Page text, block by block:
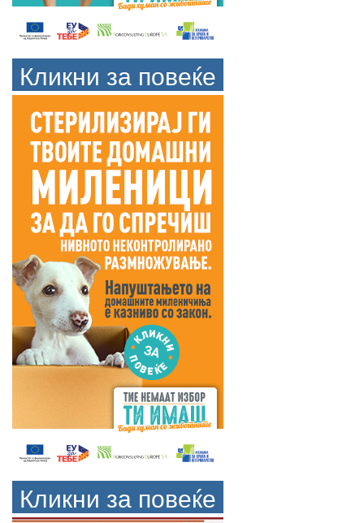
Кликни за повеќе
Кликни за повеќе